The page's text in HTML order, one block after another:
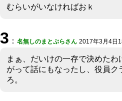
むらいがいなければおｋ
3 ： 名無しのまとぷらさん 2017年3月4日
まぁ、だいけの一存で決めた
がって話にもなったし、役員
ろ。